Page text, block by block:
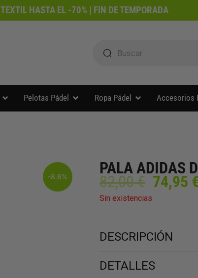
TEXTIL HASTA EL -70% | FIN DE TEMPORADA
productos
Abrir Paleteros y mochilas
Pelotas Pádel Abrir Pelotas Pádel
Ropa Pádel Abrir Ropa Pádel
Accesorios
-8.6% PALA ADIDAS
82,00€ El
precio
82,00 €.
74,95
Sin existencias
DESCRIPCIÓN
DETALLES